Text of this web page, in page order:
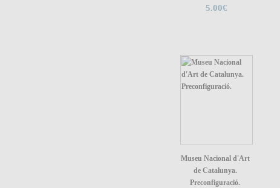
5.00€
Museu Nacional d'Art
de Catalunya.
Preconfiguració.